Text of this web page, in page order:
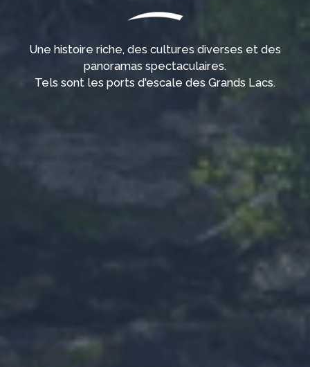
Une histoire riche, des cultures diverses et des
panoramas spectaculaires.
Tels sont les ports d'escale des Grands Lacs.